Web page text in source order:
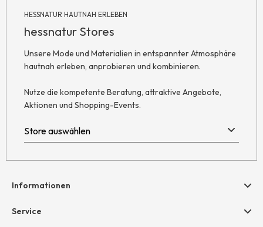
HESSNATUR HAUTNAH ERLEBEN
hessnatur Stores
Unsere Mode und Materialien in entspannter Atmosphäre
hautnah erleben, anprobieren und kombinieren.
Nutze die kompetente Beratung, attraktive Angebote,
Aktionen und Shopping-Events.
Informationen
Hilfe & Kontakt
Service